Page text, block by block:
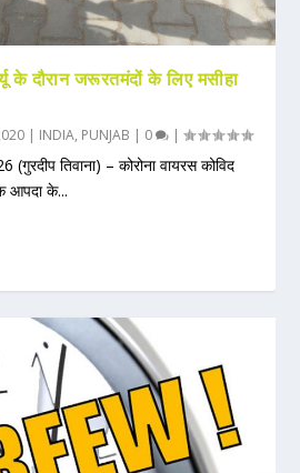
के दौरान जरूरतमंदों के लिए मसीहा
| INDIA, PUNJAB | 0 |
तिवाना) – कोरोना वायरस कोविद
आपदा के...